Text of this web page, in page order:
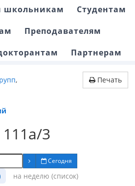
школьникам
Студентам
Преподавателям
Партнерам
,
Печать
3
Сегодня
на неделю (список)